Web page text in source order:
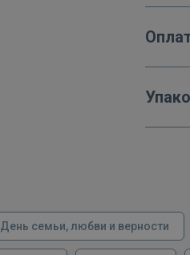
День семьи, любви и верности